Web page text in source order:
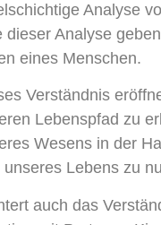
Analyse
dieser Analyse
eines Menschen.
Verständnis
Lebenspfad zu
Wesens in der
unseres Lebens zu
auch das